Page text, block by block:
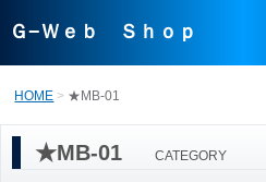
Ｇ−Ｗｅｂ Ｓｈｏｐ
HOME ★MB-01
★MB-01 CATEGORY